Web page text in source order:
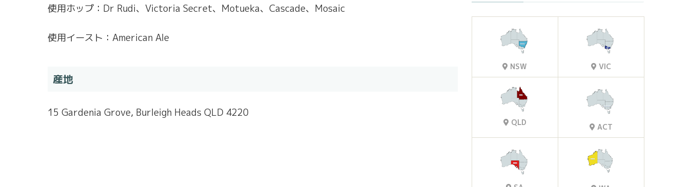
使用ホップ：Dr Rudi、Victoria Secret、Motueka、Cascade、Mosaic
使用イースト：American Ale
産地
15 Gardenia Grove, Burleigh Heads QLD 4220
NSW VIC
QLD ACT